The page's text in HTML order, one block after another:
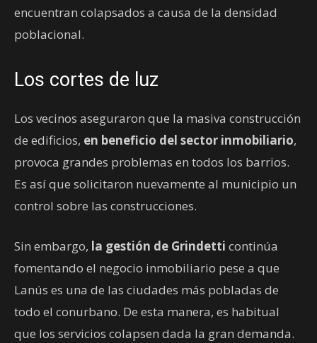
encuentran colapsados a causa de la densidad
poblacional.
Los cortes de luz
Los vecinos aseguraron que la masiva construcción
de edificios, en beneficio del sector inmobiliario,
provoca grandes problemas en todos los barrios.
Es así que solicitaron nuevamente al municipio un
control sobre las construcciones.
Sin embargo, la gestión de Grindetti continúa
fomentando el negocio inmobiliario pese a que
Lanús es una de las ciudades más pobladas de
todo el conurbano. De esta manera, es habitual
que los servicios colapsen dada la gran demanda.